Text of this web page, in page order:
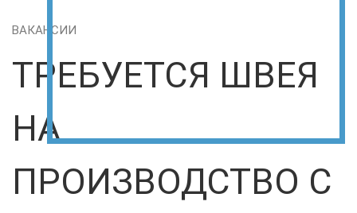
ВАКАНСИИ
ТРЕБУЕТСЯ ШВЕЯ
НА
ПРОИЗВОДСТВО С